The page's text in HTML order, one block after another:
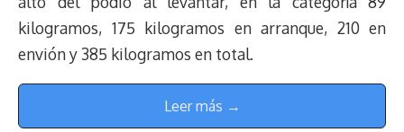
kilogramos, 175 kilogramos en arranque, 210 en
envión y 385 kilogramos en total.
Leer más →